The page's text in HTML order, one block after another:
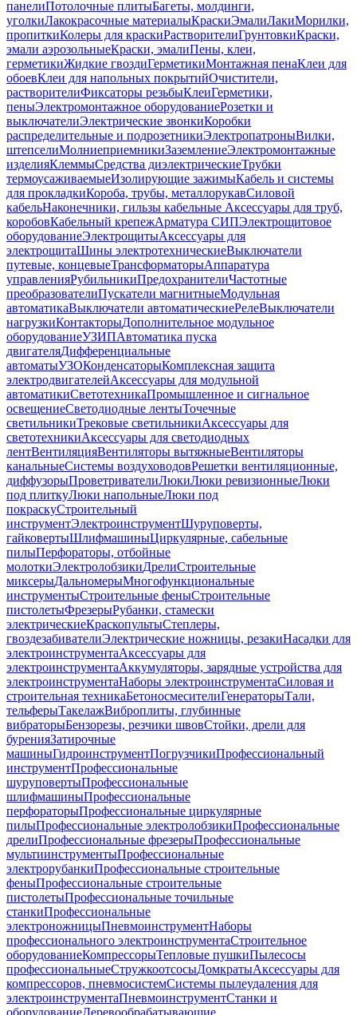
панелиПотолочные плитыБагеты, молдинги,
уголкиЛакокрасочные материалыКраскиЭмалиЛакиМорилки,
пропиткиКолеры для краскиРастворителиГрунтовкиКраски,
эмали аэрозольныеКраски, эмалиПены, клеи,
герметикиЖидкие гвоздиГерметикиМонтажная пенаКлеи для
обоевКлеи для напольных покрытийОчистители,
растворителиФиксаторы резьбыКлеиГерметики,
пеныЭлектромонтажное оборудованиеРозетки и
выключателиЭлектрические звонкиКоробки
распределительные и подрозетникиЭлектропатроныВилки,
штепселиМолниеприемникиЗаземлениеЭлектромонтажные
изделияКлеммыСредства диэлектрическиеТрубки
термоусаживаемыеИзолирующие зажимыКабель и системы
для прокладкиКороба, трубы, металлорукавСиловой
кабельНаконечники, гильзы кабельные Аксессуары для труб,
коробовКабельный крепежАрматура СИПЭлектрощитовое
оборудованиеЭлектрощитыАксессуары для
электрощитаШины электротехническиеВыключатели
путевые, концевыеТрансформаторыАппаратура
управленияРубильникиПредохранителиЧастотные
преобразователиПускатели магнитныеМодульная
автоматикаВыключатели автоматическиеРелеВыключатели
нагрузкиКонтакторыДополнительное модульное
оборудованиеУЗИПАвтоматика пуска
двигателяДифференциальные
автоматыУЗОКонденсаторыКомплексная защита
электродвигателейАксессуары для модульной
автоматикиСветотехникаПромышленное и сигнальное
освещениеСветодиодные лентыТочечные
светильникиТрековые светильникиАксессуары для
светотехникиАксессуары для светодиодных
лентВентиляцияВентиляторы вытяжныеВентиляторы
канальныеСистемы воздуховодовРешетки вентиляционные,
диффузорыПроветривателиЛюкиЛюки ревизионныеЛюки
под плиткуЛюки напольныеЛюки под
покраскуСтроительный
инструментЭлектроинструментШуруповерты,
гайковертыШлифмашиныЦиркулярные, сабельные
пилыПерфораторы, отбойные
молоткиЭлектролобзикиДрелиСтроительные
миксерыДальномерыМногофункциональные
инструментыСтроительные феныСтроительные
пистолетыФрезерыРубанки, стамески
электрическиеКраскопультыСтеплеры,
гвоздезабивателиЭлектрические ножницы, резакиНасадки для
электроинструментаАксессуары для
электроинструментаАккумуляторы, зарядные устройства для
электроинструментаНаборы электроинструментаСиловая и
строительная техникаБетоносмесителиГенераторыТали,
тельферыТакелажВиброплиты, глубинные
вибраторыБензорезы, резчики швовСтойки, дрели для
буренияЗатирочные
машиныГидроинструментПогрузчикиПрофессиональный
инструментПрофессиональные
шуруповертыПрофессиональные
шлифмашиныПрофессиональные
перфораторыПрофессиональные циркулярные
пилыПрофессиональные электролобзикиПрофессиональные
дрелиПрофессиональные фрезерыПрофессиональные
мультиинструментыПрофессиональные
электрорубанкиПрофессиональные строительные
феныПрофессиональные строительные
пистолетыПрофессиональные точильные
станкиПрофессиональные
электроножницыПневмоинструментНаборы
профессионального электроинструментаСтроительное
оборудованиеКомпрессорыТепловые пушкиПылесосы
профессиональныеСтружкоотсосыДомкратыАксессуары для
компрессоров, пневмосистемСистемы пылеудаления для
электроинструментаПневмоинструментСтанки и
оборудованиеДеревообрабатывающие